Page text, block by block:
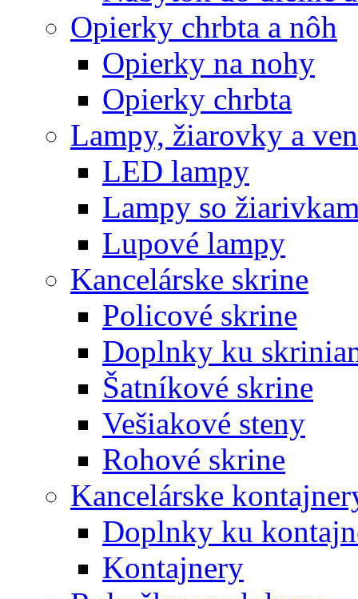
Opierky chrbta a nôh
Opierky na nohy
Opierky chrbta
Lampy, žiarovky a
LED lampy
Lampy so
Lupové lampy
Kancelárske skrine
Policové skrine
Doplnky ku
Šatníkové skrine
Vešiakové steny
Rohové skrine
Kancelárske
Doplnky ku
Kontajnery